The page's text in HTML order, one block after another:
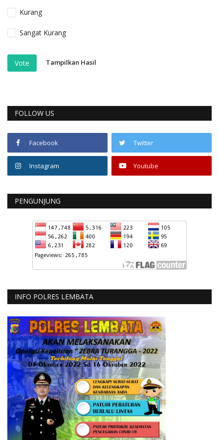
Kurang
Sangat Kurang
Vote Tampilkan Hasil
FOLLOW US
Facebook Twitter
Instagram Youtube
PENGUNJUNG
INFO POLRES LEMBATA